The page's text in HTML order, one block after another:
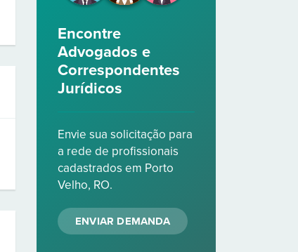
Encontre
Advogados e
Correspondentes
Jurídicos
Envie sua solicitação para
a rede de profissionais
cadastrados em Porto
Velho, RO.
ENVIAR DEMANDA